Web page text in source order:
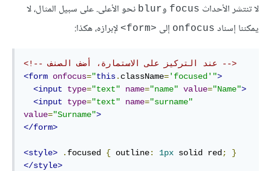
لا تنتشر الأحداث focus وblur نحو الأعلى. على سبيل المثال، لا
يمكننا إسناد onfocus إلى <form> لإبرازه، هكذا:
<!-- عند التركيز على الاستمارة، أضف الصنف -->
<form onfocus="this. className='focused' ">
<input
type="text" name="name" value="Name">
<input
type="text" name="surname"
value="Surname">
</form>
<style> . focused { outline: 1px solid red ;
}
</style>